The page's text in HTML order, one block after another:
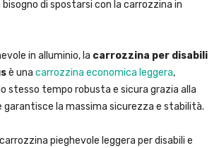
bisogno di spostarsi con la carrozzina in
in alluminio, la carrozzina per disabili
è una carrozzina economica leggera,
stesso tempo robusta e sicura grazia alla
garantisce la massima sicurezza e stabilità.
pieghevole leggera per disabili e